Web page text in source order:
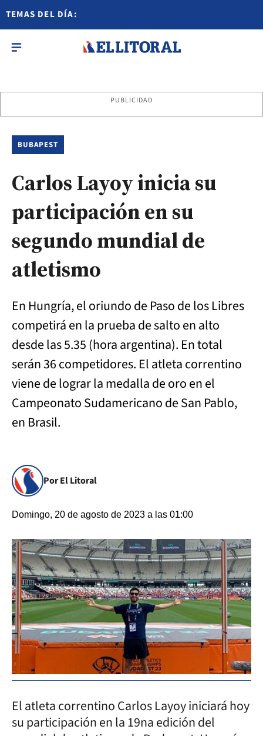
TEMAS DEL DÍA:
PUBLICIDAD
BUBAPEST
Carlos Layoy inicia su
participación en su
segundo mundial de
atletismo
En Hungría, el oriundo de Paso de los Libres
competirá en la prueba de salto en alto
desde las 5.35 (hora argentina). En total
serán 36 competidores. El atleta correntino
viene de lograr la medalla de oro en el
Campeonato Sudamericano de San Pablo,
en Brasil.
Por El Litoral
Domingo, 20 de agosto de 2023 a las 01:00
El atleta correntino Carlos Layoy iniciará hoy
su participación en la 19na edición del